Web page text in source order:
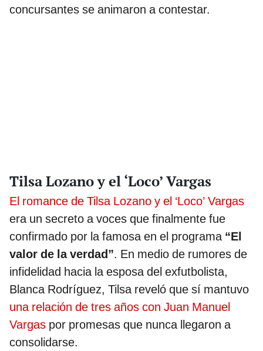
concursantes se animaron a contestar.
Tilsa Lozano y el ‘Loco’ Vargas
El romance de Tilsa Lozano y el ‘Loco’ Vargas
era un secreto a voces que finalmente fue
confirmado por la famosa en el programa “El
valor de la verdad”. En medio de rumores de
infidelidad hacia la esposa del exfutbolista,
Blanca Rodríguez, Tilsa reveló que sí mantuvo
una relación de tres años con Juan Manuel
Vargas por promesas que nunca llegaron a
consolidarse.